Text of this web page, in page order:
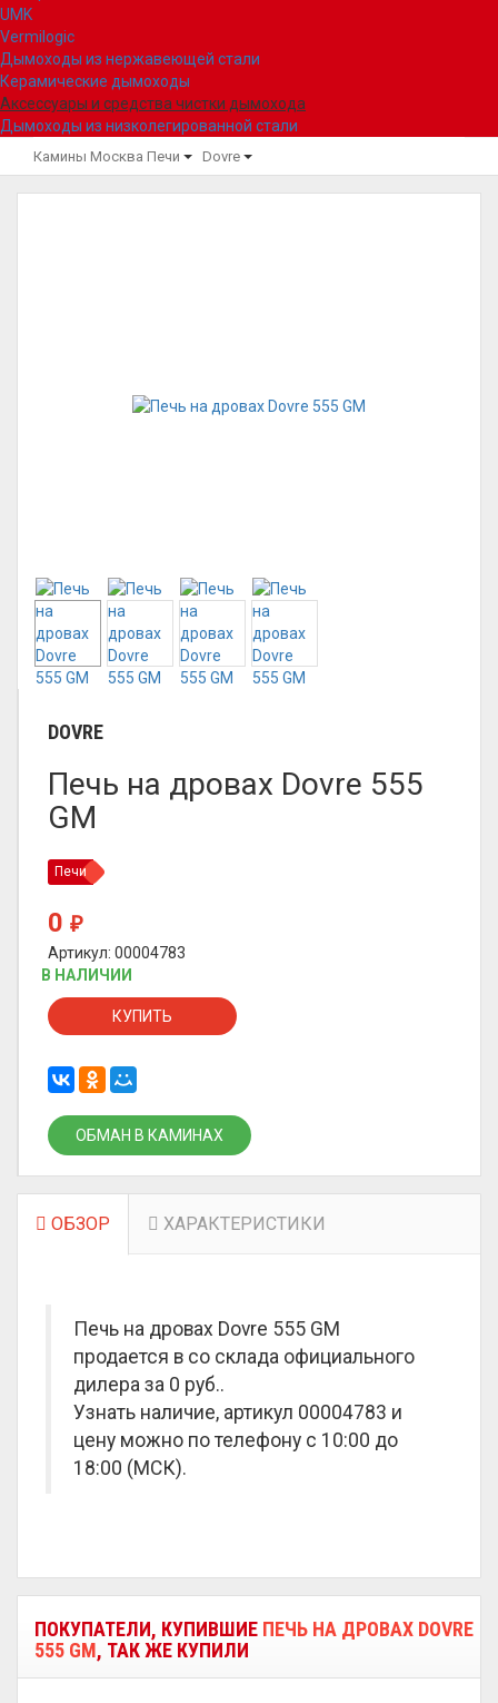
UMK
Vermilogic
Дымоходы из нержавеющей стали
Керамические дымоходы
Аксессуары и средства чистки дымохода
Дымоходы из низколегированной стали
Камины Москва Печи Dovre
DOVRE
Печь на дровах Dovre 555
GM
Печи
0 ₽
Артикул: 00004783
В НАЛИЧИИ
КУПИТЬ
ОБМАН В КАМИНАХ
ОБЗОР ХАРАКТЕРИСТИКИ
Печь на дровах Dovre 555 GM
продается в со склада официального
дилера за 0 руб..
Узнать наличие, артикул 00004783 и
цену можно по телефону с 10:00 до
18:00 (МСК).
ПОКУПАТЕЛИ, КУПИВШИЕ ПЕЧЬ НА ДРОВАХ DOVRE
555 GM, ТАК ЖЕ КУПИЛИ